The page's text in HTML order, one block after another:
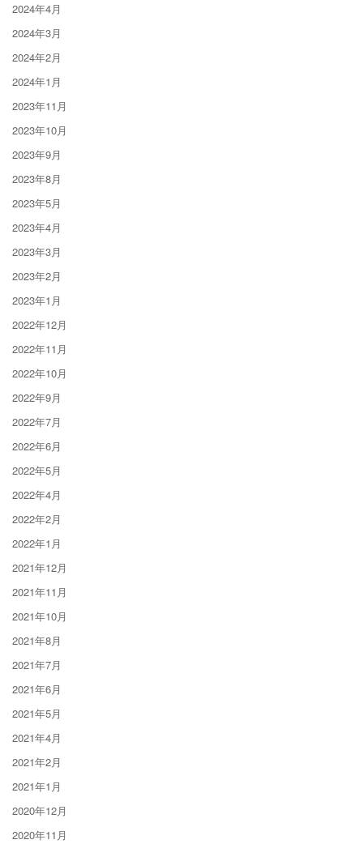
2024年4月
2024年3月
2024年2月
2024年1月
2023年11月
2023年10月
2023年9月
2023年8月
2023年5月
2023年4月
2023年3月
2023年2月
2023年1月
2022年12月
2022年11月
2022年10月
2022年9月
2022年7月
2022年6月
2022年5月
2022年4月
2022年2月
2022年1月
2021年12月
2021年11月
2021年10月
2021年8月
2021年7月
2021年6月
2021年5月
2021年4月
2021年2月
2021年1月
2020年12月
2020年11月